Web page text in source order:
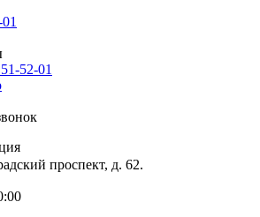
52-01
проспект, д. 62.